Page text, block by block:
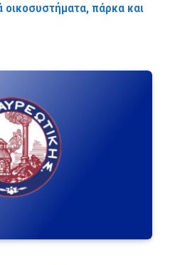
οικοσυστήματα, πάρκα και